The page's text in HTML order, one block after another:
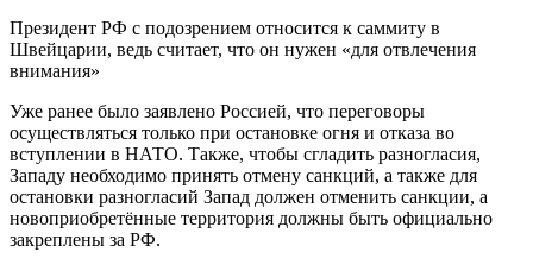
Президент РФ с подозрением относится к саммиту в
Швейцарии, ведь считает, что он нужен «для отвлечения
внимания»
Уже ранее было заявлено Россией, что переговоры
осуществляться только при остановке огня и отказа во
вступлении в НАТО. Также, чтобы сгладить разногласия,
Западу необходимо принять отмену санкций, а также для
остановки разногласий Запад должен отменить санкции, а
новоприобретённые территория должны быть официально
закреплены за РФ.